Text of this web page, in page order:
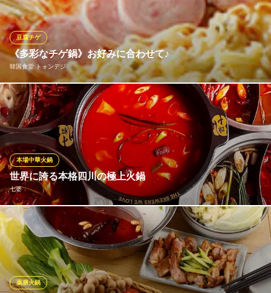
の温か鍋。時間をかけて丁寧に仕込むプデチゲ用タデギとキムチ
が味の決め手！
韓国伝統料理 ハヌリ 渋谷本店
２４時まで営業中！
地下鉄半蔵門線渋谷駅 徒歩1分
東京都渋谷区宇田川町28-3 A2ビル B1
《多彩なチゲ鍋》お好みに合わせて♪
韓国食堂 トォンデジ
豆腐チゲ
豆腐チゲを筆頭にトォンデジでは多彩なチゲをご用意♪ 寒い夜に
はチゲで体の芯からあったまる☆お気に入りのチゲを見つけて下
さい。
韓国食堂 トォンデジ
絶品チゲ鍋 貸切
ＪＲ渋谷駅西口 徒歩3分
東京都渋谷区桜丘町16-7
世界に誇る本格四川の極上火鍋
七婆
本場中華火鍋
人気メディアやＳＮＳで話題の本場四川火鍋専門店が日本へ初上
陸！多くのメディアでも紹介された話題のスープは、一度食せば
虜になる深いコクと華やかな香りが特徴。著名人を魅了してやま
ない極上の味わいと、五感を刺激するエンターテインメント性に
満ちた特別なひとときを、上品な空間でお楽しみください。
薬膳火鍋